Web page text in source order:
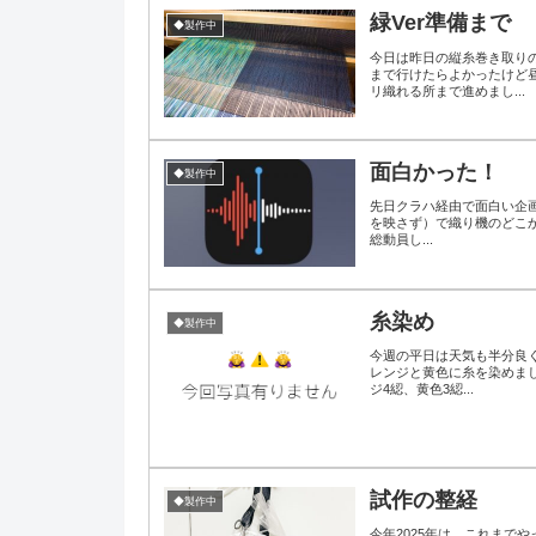
◆製作中 緑Ver準備まで
今日は昨日の縦糸巻き取
まで行けたらよかったけど
リ織れる所まで進めまし...
◆製作中 面白かった！
先日クラハ経由で面白い企
を映さず）で織り機のどこ
総動員し...
◆製作中 糸染め
今週の平日は天気も半分良
レンジと黄色に糸を染めま
ジ4綛、黄色3綛...
◆製作中 試作の整経